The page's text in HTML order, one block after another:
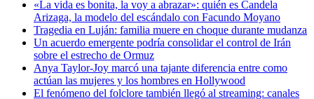
«La vida es bonita, la voy a abrazar»: quién es Candela
Arizaga, la modelo del escándalo con Facundo Moyano
Tragedia en Luján: familia muere en choque durante mudanza
Un acuerdo emergente podría consolidar el control de Irán
sobre el estrecho de Ormuz
Anya Taylor-Joy marcó una tajante diferencia entre como
actúan las mujeres y los hombres en Hollywood
El fenómeno del folclore también llegó al streaming: canales